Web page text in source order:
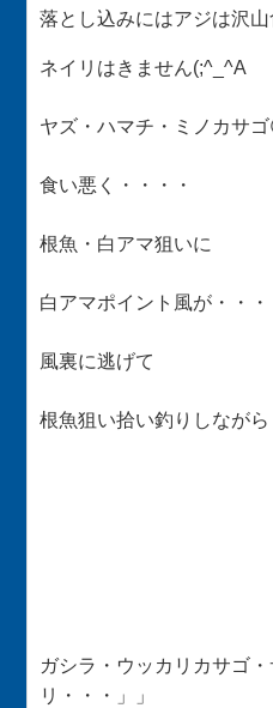
落とし込みにはアジは沢山
ネイリはきません(;^_^A
ヤズ・ハマチ・ミノカサゴ
食い悪く・・・・
根魚・白アマ狙いに
白アマポイント風が・・・
風裏に逃げて
根魚狙い拾い釣りしながら
ガシラ・ウッカリカサゴ
リ・・・」」